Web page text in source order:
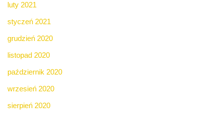
luty 2021
styczeń 2021
grudzień 2020
listopad 2020
październik 2020
wrzesień 2020
sierpień 2020